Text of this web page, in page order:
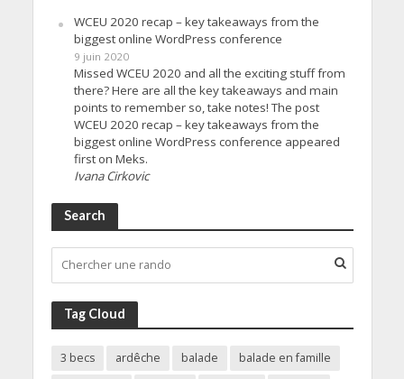
WCEU 2020 recap – key takeaways from the
biggest online WordPress conference
9 juin 2020
Missed WCEU 2020 and all the exciting stuff from
there? Here are all the key takeaways and main
points to remember so, take notes! The post
WCEU 2020 recap – key takeaways from the
biggest online WordPress conference appeared
first on Meks.
Ivana Cirkovic
Search
Tag Cloud
3 becs ardêche balade
balade en famille